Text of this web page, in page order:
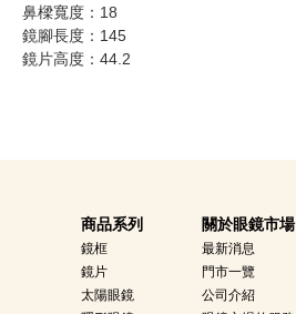
鼻樑寬度：18
鏡腳長度：145
鏡片高度：44.2
商品系列
鏡框
鏡片
太陽眼鏡
關於眼鏡市場
最新消息
門市一覽
公司介紹